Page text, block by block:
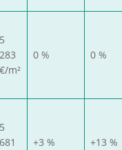
5
283
€/m²
0 % 0 %
5
681
+3 % +13 %